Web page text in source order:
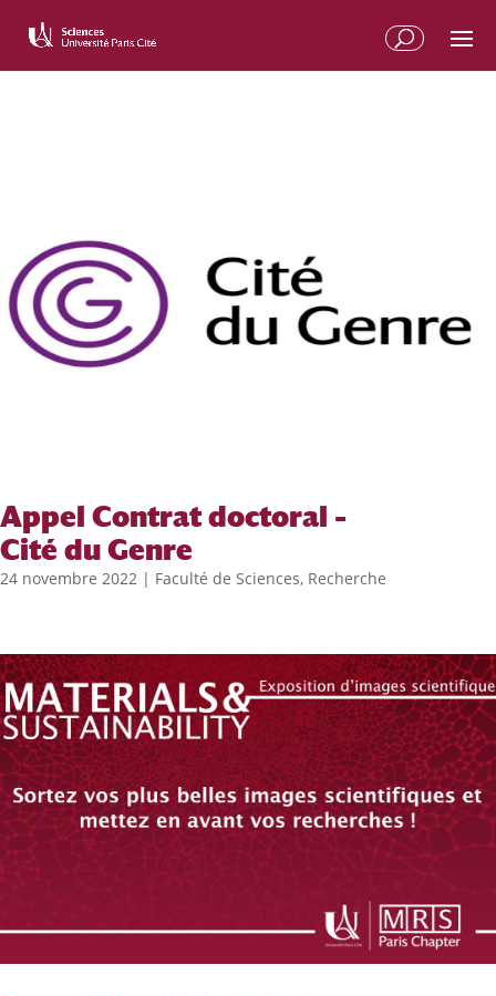
Appel Contrat doctoral –
Cité du Genre
24 novembre 2022 | Faculté de Sciences, Recherche